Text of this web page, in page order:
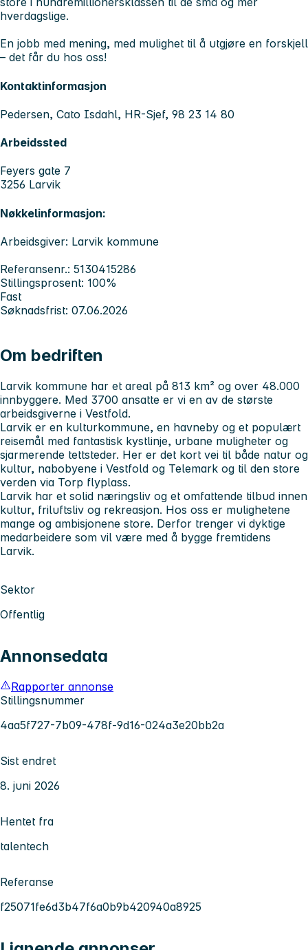
hverdagslige.
En jobb med mening, med mulighet til å utgjøre en forskjell
– det får du hos oss!
Kontaktinformasjon
Pedersen, Cato Isdahl, HR-Sjef, 98 23 14 80
Arbeidssted
Feyers gate 7
3256 Larvik
Nøkkelinformasjon:
Arbeidsgiver: Larvik kommune
Referansenr.: 5130415286
Stillingsprosent: 100%
Fast
Søknadsfrist: 07.06.2026
Om bedriften
Larvik kommune har et areal på 813 km² og over 48.000
innbyggere. Med 3700 ansatte er vi en av de største
arbeidsgiverne i Vestfold.
Larvik er en kulturkommune, en havneby og et populært
reisemål med fantastisk kystlinje, urbane muligheter og
sjarmerende tettsteder. Her er det kort vei til både natur og
kultur, nabobyene i Vestfold og Telemark og til den store
verden via Torp flyplass.
Larvik har et solid næringsliv og et omfattende tilbud innen
kultur, friluftsliv og rekreasjon. Hos oss er mulighetene
mange og ambisjonene store. Derfor trenger vi dyktige
medarbeidere som vil være med å bygge fremtidens
Larvik.
Sektor
Offentlig
Annonsedata
Rapporter annonse
Stillingsnummer
4aa5f727-7b09-478f-9d16-024a3e20bb2a
Sist endret
8. juni 2026
Hentet fra
talentech
Referanse
f25071fe6d3b47f6a0b9b420940a8925